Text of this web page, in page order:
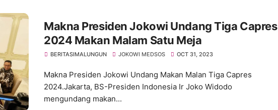
Makna Presiden Jokowi Undang Tiga Capres
2024 Makan Malam Satu Meja
BERITASIMALUNGUN JOKOWI MEDSOS OCT 31, 2023
Makna Presiden Jokowi Undang Makan Malan Tiga Capres
2024.Jakarta, BS-Presiden Indonesia Ir Joko Widodo
mengundang makan...